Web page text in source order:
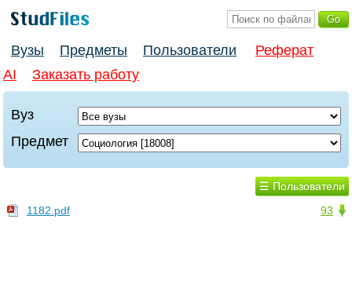
Вузы Предметы Пользователи
Реферат
AI
Заказать работу
Вуз
Предмет
☰ Пользователи
93
1182.pdf